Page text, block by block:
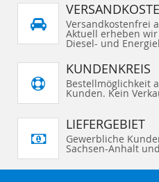
Versandkostenfrei
Aktuell erheben
Diesel- und
KUNDENKREIS
Bestellmöglichkeit
Kunden. Kein
LIEFERGEBIET
Gewerbliche
Sachsen-Anhalt